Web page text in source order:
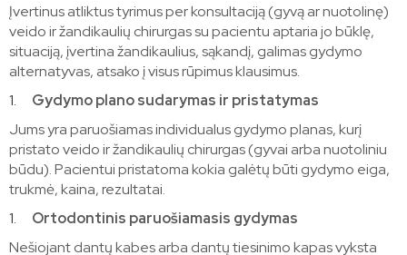
Įvertinus atliktus tyrimus per konsultaciją (gyvą ar nuotolinę)
veido ir žandikaulių chirurgas su pacientu aptaria jo būklę,
situaciją, įvertina žandikaulius, sąkandį, galimas gydymo
alternatyvas, atsako į visus rūpimus klausimus.
Gydymo plano sudarymas ir pristatymas
Jums yra paruošiamas individualus gydymo planas, kurį
pristato veido ir žandikaulių chirurgas (gyvai arba nuotoliniu
būdu). Pacientui pristatoma kokia galėtų būti gydymo eiga,
trukmė, kaina, rezultatai.
Ortodontinis paruošiamasis gydymas
Nešiojant dantų kabes arba dantų tiesinimo kapas vyksta